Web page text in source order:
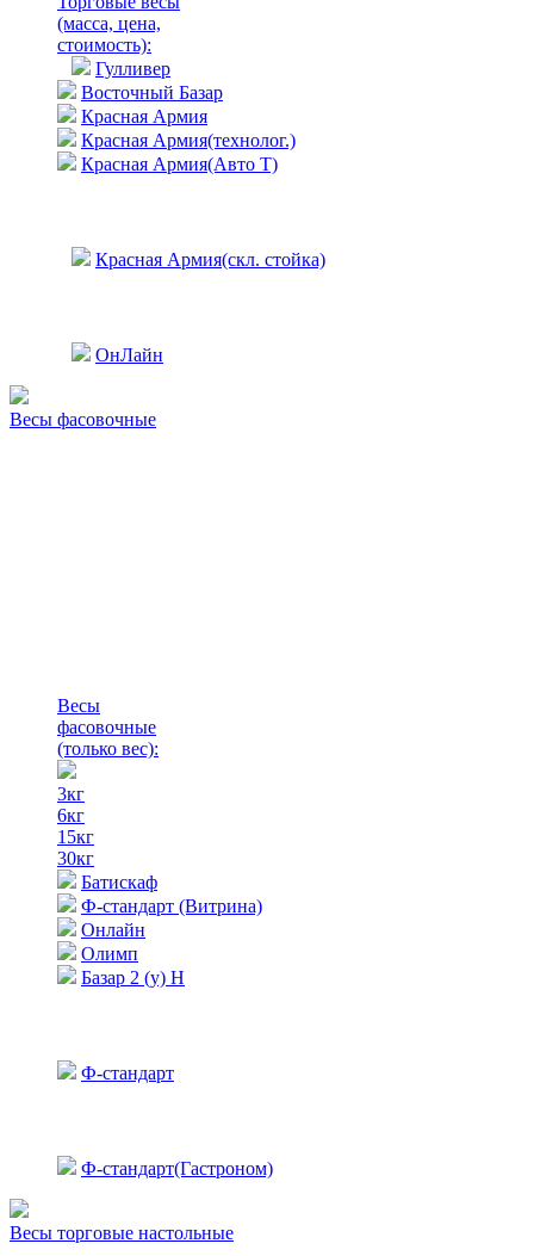
(масса, цена,
стоимость):
Гулливер
Восточный Базар
Красная Армия
Красная Армия(технолог.)
Красная Армия(Авто Т)
Красная Армия(скл. стойка)
ОнЛайн
Весы фасовочные
Весы
фасовочные
(только вес):
3кг
6кг
15кг
30кг
Батискаф
Ф-стандарт (Витрина)
Онлайн
Олимп
Базар 2 (у) Н
Ф-стандарт
Ф-стандарт(Гастроном)
Весы торговые настольные